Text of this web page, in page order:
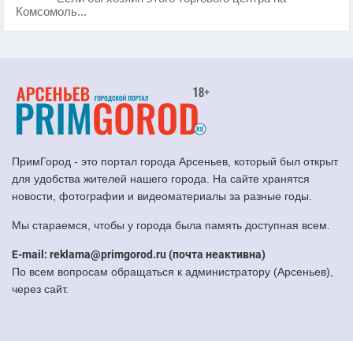
Комсомоль...
ПримГород - это портал города Арсеньев, который был открыт
для удобства жителей нашего города. На сайте хранятся
новости, фотографии и видеоматериалы за разные годы.
Мы стараемся, чтобы у города была память доступная всем.
E-mail: reklama@primgorod.ru (почта неактивна)
По всем вопросам обращаться к администратору (Арсеньев),
через сайт.